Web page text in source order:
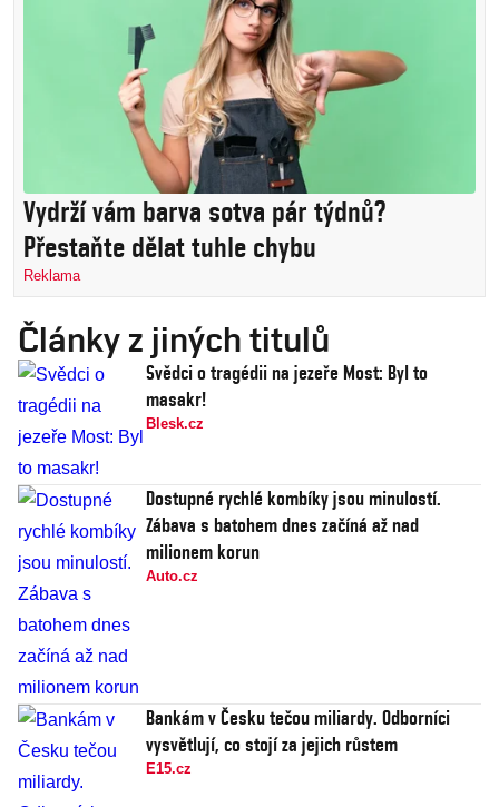
Vydrží vám barva sotva pár týdnů?
Přestaňte dělat tuhle chybu
Reklama
Články z jiných titulů
Svědci o tragédii na jezeře Most: Byl to
masakr!
Blesk.cz
Dostupné rychlé kombíky jsou minulostí.
Zábava s batohem dnes začíná až nad
milionem korun
Auto.cz
Bankám v Česku tečou miliardy. Odborníci
vysvětlují, co stojí za jejich růstem
E15.cz